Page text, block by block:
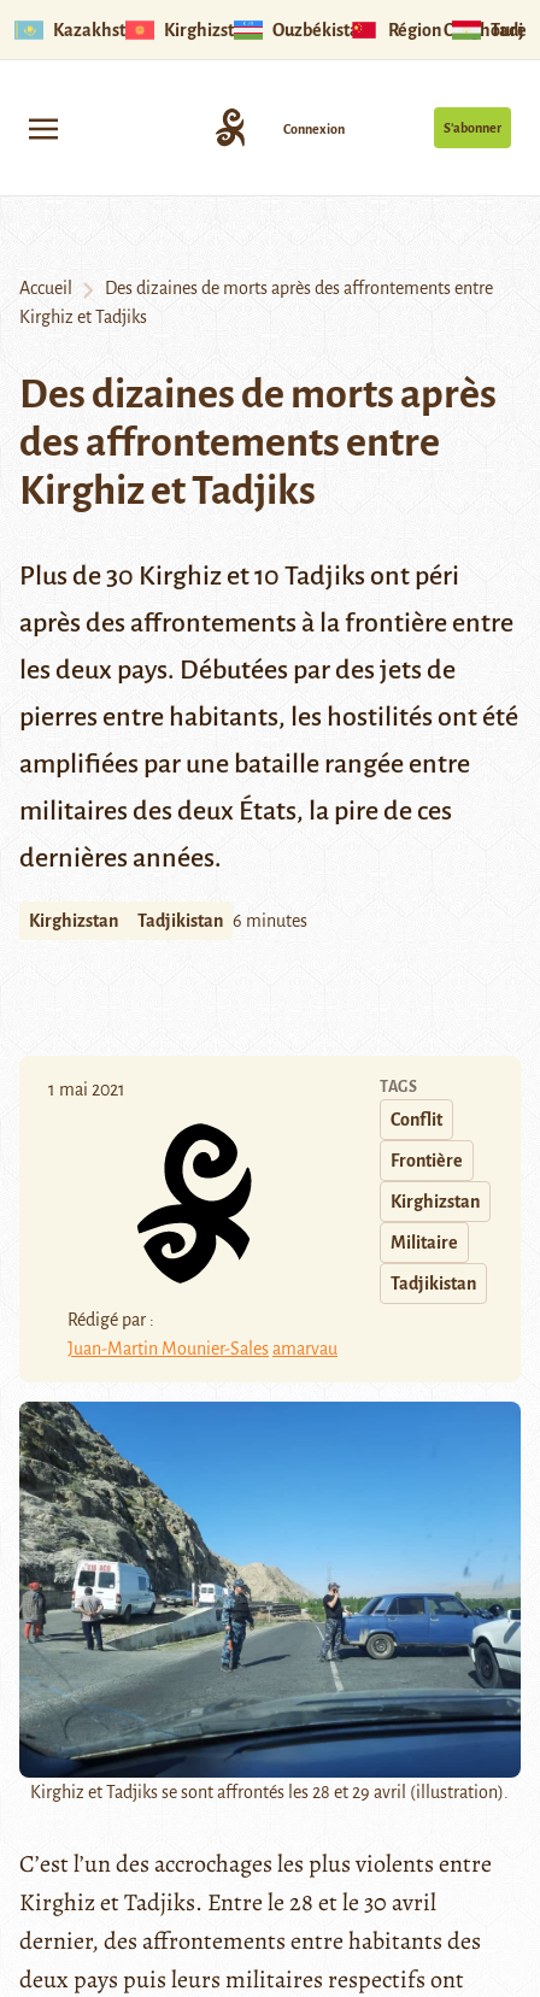
Kazakhstan Kirghizstan Ouzbékistan Région Ouïghoure
S’abonner
Connexion
Accueil
Des dizaines de morts après des affrontements entre
Kirghiz et Tadjiks
Des dizaines de morts après
des affrontements entre
Kirghiz et Tadjiks
Plus de 30 Kirghiz et 10 Tadjiks ont péri
après des affrontements à la frontière entre
les deux pays. Débutées par des jets de
pierres entre habitants, les hostilités ont été
amplifiées par une bataille rangée entre
militaires des deux États, la pire de ces
dernières années.
Kirghizstan Tadjikistan 6 minutes
1 mai 2021
Rédigé par :
Juan-Martin Mounier-Salesamarvau
TAGS
Conflit
Frontière
Kirghizstan
Militaire
Tadjikistan
Kirghiz et Tadjiks se sont affrontés les 28 et 29 avril (illustration).
C’est l’un des accrochages les plus violents entre
Kirghiz et Tadjiks. Entre le 28 et le 30 avril
dernier, des affrontements entre habitants des
deux pays puis leurs militaires respectifs ont